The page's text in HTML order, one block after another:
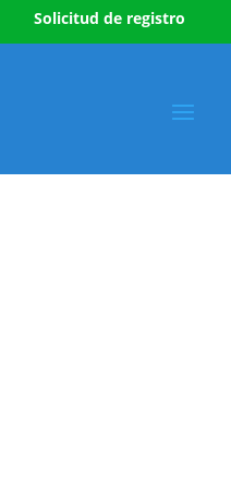
Solicitud de registro